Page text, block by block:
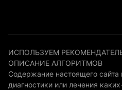
ИСПОЛЬЗУЕМ
ОПИСАНИЕ АЛГОРИТМОВ
Содержание настоящего сайта
диагностики или лечения